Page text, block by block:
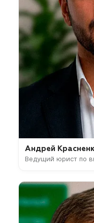
Андрей
Ведущий юрист по